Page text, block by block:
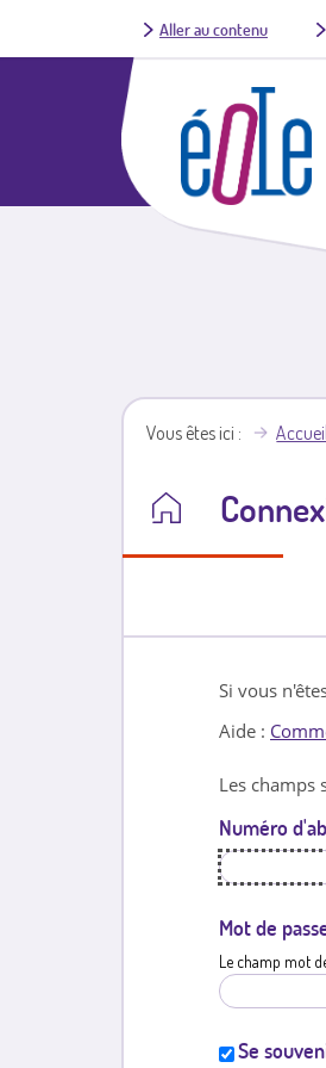
Aller au contenu
Vous êtes ici Accueil
Si vous
Aide :
Les champs
Numéro
Mot de
Le champ mot
Se